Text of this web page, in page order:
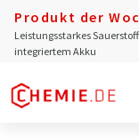
Produkt der
Leistungsstarkes
integriertem Akku